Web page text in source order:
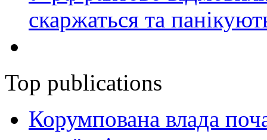
скаржаться та
Top publications
Корумпована влада